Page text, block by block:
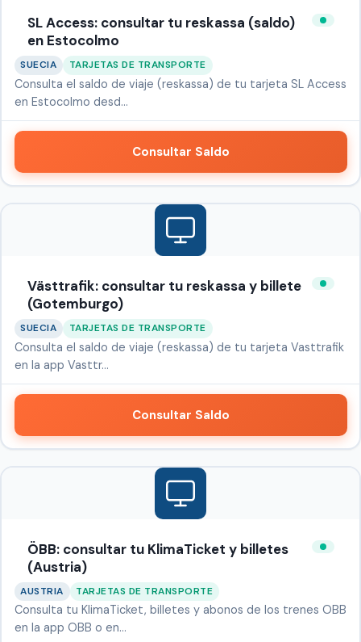
SL Access: consultar tu reskassa (saldo)
en Estocolmo
SUECIA TARJETAS DE TRANSPORTE
Consulta el saldo de viaje (reskassa) de tu tarjeta SL Access
en Estocolmo desd…
Consultar Saldo
Västtrafik: consultar tu reskassa y billete
(Gotemburgo)
SUECIA TARJETAS DE TRANSPORTE
Consulta el saldo de viaje (reskassa) de tu tarjeta Vasttrafik
en la app Vasttr…
Consultar Saldo
ÖBB: consultar tu KlimaTicket y billetes
(Austria)
AUSTRIA TARJETAS DE TRANSPORTE
Consulta tu KlimaTicket, billetes y abonos de los trenes OBB
en la app OBB o en…